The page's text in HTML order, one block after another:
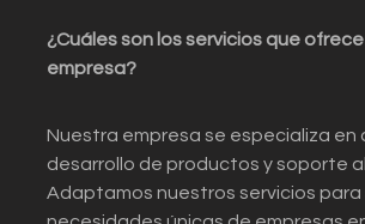
¿Cuáles son los servicios que
empresa?
Nuestra empresa se especializa en
desarrollo de productos y soporte
Adaptamos nuestros servicios